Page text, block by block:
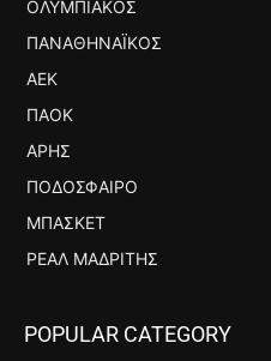
ΟΛΥΜΠΙΑΚΌΣ
ΠΑΝΑΘΗΝΑΪΚΌΣ
ΑΕΚ
ΠΑΟΚ
ΆΡΗΣ
ΠΟΔΌΣΦΑΙΡΟ
ΜΠΆΣΚΕΤ
ΡΕΆΛ ΜΑΔΡΊΤΗΣ
POPULAR CATEGORY